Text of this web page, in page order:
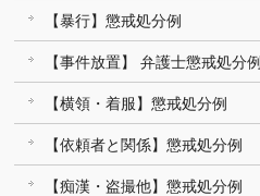
【暴行】懲戒処分例
【事件放置】 弁護士懲戒処分例
【横領・着服】懲戒処分例
【依頼者と関係】懲戒処分例
【痴漢・盗撮他】懲戒処分例